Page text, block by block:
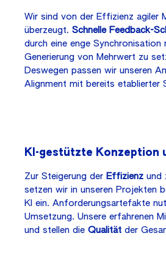
Wir sind von der Effizienz agiler
überzeugt. Schnelle Feedback-
durch eine enge
Generierung von Mehrwert zu
Deswegen passen wir unseren
Alignment mit bereits etablierter
KI-gestützte Konzeption
Zur Steigerung der Effizienz und
setzen wir in unseren Projekten
KI ein. Anforderungsartefakte
Umsetzung. Unsere erfahrenen
und stellen die Qualität der